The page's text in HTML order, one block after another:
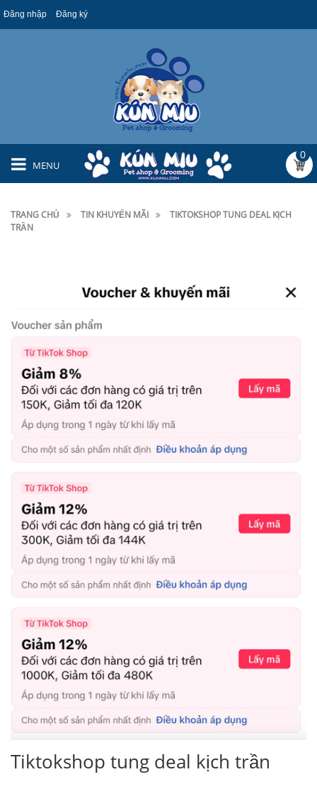
Đăng nhập Đăng ký
MENU
0
TRANG CHỦ TIN KHUYẾN MÃI
TIKTOKSHOP TUNG DEAL KỊCH
TRẦN
Tiktokshop tung deal kịch trần